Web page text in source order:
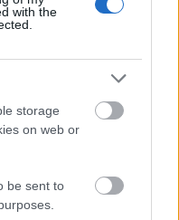
with the
storage
on web or
be sent to
ΤΩΡΑ
κάτω από 2
ντουλάπι της